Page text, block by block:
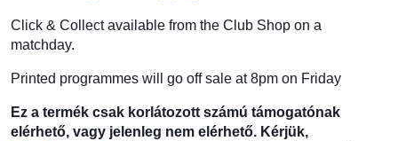
Click & Collect available from the Club Shop on a
matchday.
Printed programmes will go off sale at 8pm on Friday
Ez a termék csak korlátozott számú támogatónak
elérhető, vagy jelenleg nem elérhető. Kérjük,